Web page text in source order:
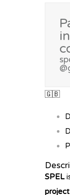
🇬🇧
SPEL